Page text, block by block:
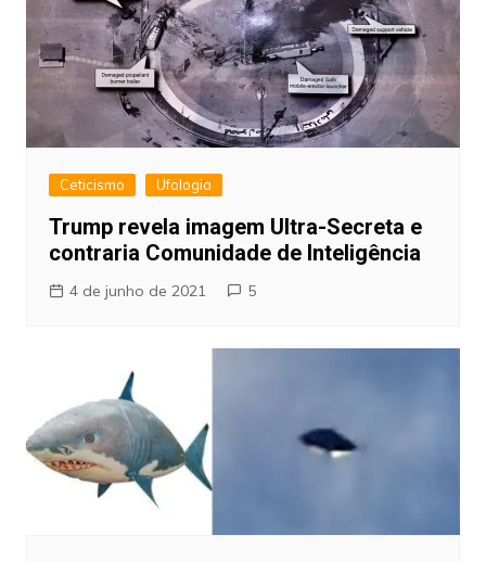
Ceticismo Ufologia
Trump revela imagem Ultra-Secreta e
contraria Comunidade de Inteligência
4 de junho de 2021 5